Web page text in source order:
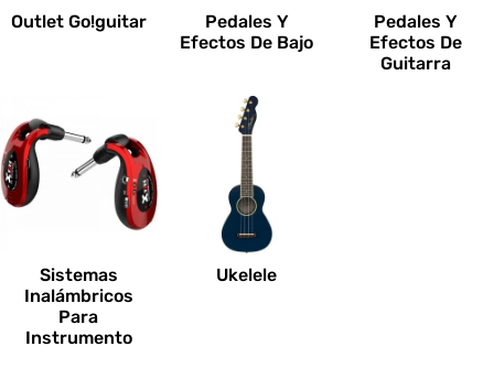
Outlet Go!guitar
Pedales Y
Efectos De Bajo
Pedales Y
Efectos De
Guitarra
Sistemas
Inalámbricos
Para
Instrumento
Ukelele